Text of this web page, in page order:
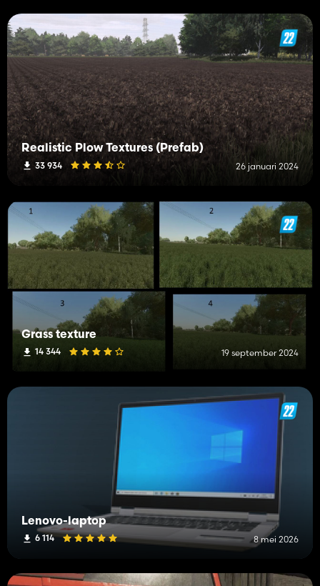
Realistic Plow Textures (Prefab)
33 934 26 januari 2024
Grass texture
14 344 19 september 2024
Lenovo-laptop
6 114 8 mei 2026